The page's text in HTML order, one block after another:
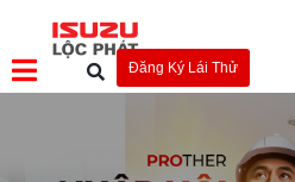
Đăng Ký Lái Thử